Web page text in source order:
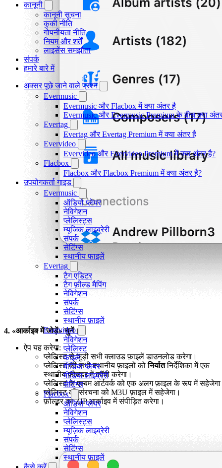
कानूनी
कानूनी सूचना
कुकी नीति
गोपनीयता नीति
नियम और शर्तें
लाइसेंस समझौता
संपर्क
हमारे बारे में
अक्सर पूछे जाने वाले प्रश्न
Evermusic
Evermusic और Flacbox में क्या अंतर है
Evermusic और Evermusic Premium के बीच क्या
Evertag
Evertag और Evertag Premium में क्या अंतर है
Evervideo
Evervideo और Evervideo Premium में क्या अंतर है?
Flacbox
Flacbox और Flacbox Premium में क्या अंतर है?
उपयोगकर्ता गाइड
Evermusic
ऑडियो प्लेयर
नेविगेशन
प्लेलिस्ट्स
म्यूजिक लाइब्रेरी
संपर्क
सेटिंग्स
स्थानीय फाइलें
Evertag
टैग एडिटर
टैग फ़ील्ड मैपिंग
नेविगेशन
संपर्क
सेटिंग्स
स्थानीय फ़ाइलें
Evervideo
नेविगेशन
प्लेलिस्ट
फाइलें
मीडिया प्लेयर
मीडिया लाइब्रेरी
सेटिंग्स
Flacbox
ऑडियो प्लेयर
नेविगेशन
प्लेलिस्ट्स
म्यूज़िक लाइब्रेरी
संपर्क
सेटिंग्स
स्थानीय फ़ाइलें
4. «आर्काइव में जोड़ें» चुनें।
ऐप यह करेगा:
प्लेलिस्ट से जुड़ी सभी क्लाउड फ़ाइलें डाउनलोड करेगा।
प्लेलिस्ट की सभी स्थानीय फ़ाइलों कोनिर्यातनिर्देशिका में एक
स्थानीय फ़ोल्डर में कॉपी करेगा।
प्लेलिस्ट के एल्बम आर्टवर्क को एक अलग फ़ाइल के रूप में
प्लेलिस्ट की संरचना को M3U फ़ाइल में सहेजेगा।
फ़ोल्डर को ZIP आर्काइव में संपीड़ित करेगा।